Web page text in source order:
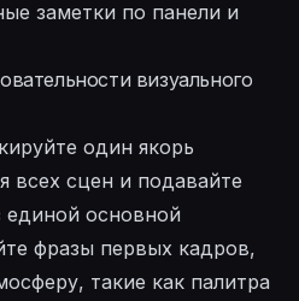
заметки по панели и
визуального
один якорь
всех сцен и подавайте
единой основной
фразы первых кадров,
такие как палитра